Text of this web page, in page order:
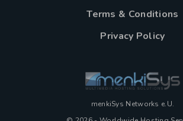
Terms & Conditions
Privacy Policy
menkiSys Networks e.U.